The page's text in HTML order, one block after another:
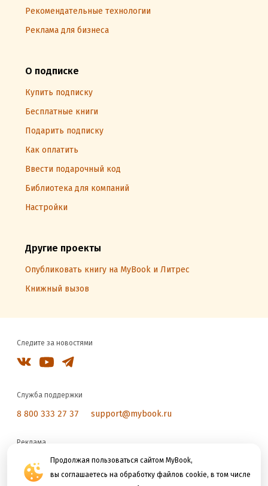
Продолжая пользоваться сайтом MyBook,
вы соглашаетесь на обработку файлов cookie, в том числе
Рекомендательные технологии
Реклама для бизнеса
О подписке
Купить подписку
Бесплатные книги
Подарить подписку
Как оплатить
Ввести подарочный код
Библиотека для компаний
Настройки
Другие проекты
Опубликовать книгу на MyBook и Литрес
Книжный вызов
Следите за новостями
Служба поддержки
8 800 333 27 37 support@mybook.ru
Реклама
reklama@litres.ru